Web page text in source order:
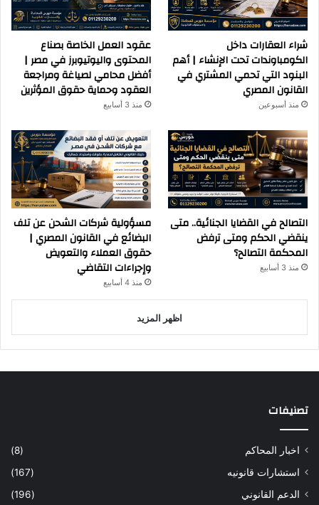
شراء العقارات داخل
الكومباوندات تحت الإنشاء | أهم
البنود التي تحمي المشتري في
القانون المصري
منذ أسبوعين
عقود العمل الخاصة بصناع
المحتوى واليوتيوبرز في مصر |
أفضل محامي لصياغة ومراجعة
العقود وحماية حقوق المؤثرين
منذ 3 أسابيع
التصالح في القضايا الجنائية.. متى
ينقضي الحكم ومتى ترفض
المحكمة التصالح؟
منذ 3 أسابيع
مسؤولية شركات الشحن عن تلف
البضائع في القانون المصري |
حقوق العملاء والتعويض
وإجراءات التقاضي
منذ 4 أسابيع
اظهر المزيد
تصنيفات
اخبار المحاكم
(8)
استشارات قانونيه
(167)
الدعم القانوني
(196)